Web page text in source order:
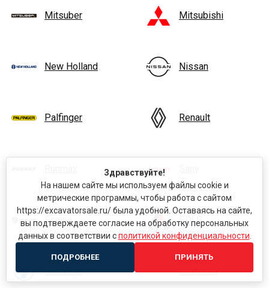
Mitsuber Mitsubishi
New Holland Nissan
Palfinger Renault
Scania SDLG
Shacman Shanmon
Здравствуйте!
На нашем сайте мы используем файлы cookie и
метрические программы, чтобы работа с сайтом
https://excavatorsale.ru/ была удобной. Оставаясь на сайте,
вы подтверждаете согласие на обработку персональных
данных в соответствии сполитикой конфиденциальности
ПОДРОБНЕЕ ПРИНЯТЬ